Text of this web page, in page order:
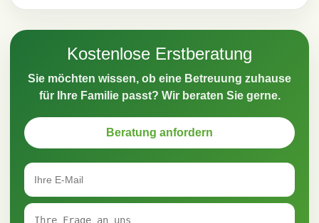
Kostenlose Erstberatung
Sie möchten wissen, ob eine Betreuung zuhause
für Ihre Familie passt? Wir beraten Sie gerne.
Beratung anfordern